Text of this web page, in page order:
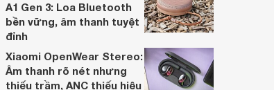
A1 Gen 3: Loa Bluetooth
bền vững, âm thanh tuyệt
đỉnh
Xiaomi OpenWear Stereo:
Âm thanh rõ nét nhưng
thiếu trầm, ANC thiếu hiệu